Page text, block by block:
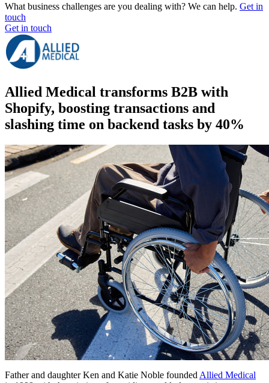
What business challenges are you dealing with? We can help. Get in
touch
Get in touch
Allied Medical transforms B2B with
Shopify, boosting transactions and
slashing time on backend tasks by 40%
Father and daughter Ken and Katie Noble founded Allied Medical